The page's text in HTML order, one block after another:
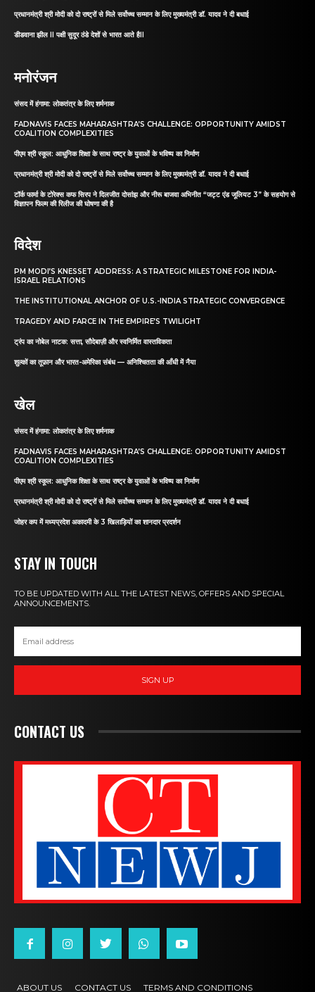
प्रधानमंत्री श्री मोदी को दो राष्ट्रों से मिले सर्वोच्च सम्मान के लिए मुख्यमंत्री डॉ. यादव ने दी बधाई
डीडवाना झील II पक्षी सुदूर ठंडे देशों से भारत आते हैII
मनोरंजन
संसद में हंगामा: लोकतंत्र के लिए शर्मनाक
FADNAVIS FACES MAHARASHTRA’S CHALLENGE: OPPORTUNITY AMIDST
COALITION COMPLEXITIES
पीएम श्री स्कूल: आधुनिक शिक्षा के साथ राष्ट्र के युवाओं के भविष्य का निर्माण
प्रधानमंत्री श्री मोदी को दो राष्ट्रों से मिले सर्वोच्च सम्मान के लिए मुख्यमंत्री डॉ. यादव ने दी बधाई
टॉर्क फार्मा के टोरेक्स कफ सिरप ने दिलजीत दोसांझ और नीरू बाजवा अभिनीत “जट्ट एंड जूलियट 3” के सहयोग से
विज्ञापन फिल्म की रिलीज की घोषणा की है
विदेश
PM MODI’S KNESSET ADDRESS: A STRATEGIC MILESTONE FOR INDIA-
ISRAEL RELATIONS
THE INSTITUTIONAL ANCHOR OF U.S.-INDIA STRATEGIC CONVERGENCE
TRAGEDY AND FARCE IN THE EMPIRE’S TWILIGHT
ट्रंप का नोबेल नाटक: सत्ता, सौदेबाज़ी और स्वनिर्मित वास्तविकता
शुल्कों का तूफ़ान और भारत-अमेरिका संबंध — अनिश्चितता की आँधी में नैया
खेल
संसद में हंगामा: लोकतंत्र के लिए शर्मनाक
FADNAVIS FACES MAHARASHTRA’S CHALLENGE: OPPORTUNITY AMIDST
COALITION COMPLEXITIES
पीएम श्री स्कूल: आधुनिक शिक्षा के साथ राष्ट्र के युवाओं के भविष्य का निर्माण
प्रधानमंत्री श्री मोदी को दो राष्ट्रों से मिले सर्वोच्च सम्मान के लिए मुख्यमंत्री डॉ. यादव ने दी बधाई
जोहर कप में मध्यप्रदेश अकादमी के 3 खिलाड़ियों का शानदार प्रदर्शन
STAY IN TOUCH
TO BE UPDATED WITH ALL THE LATEST NEWS, OFFERS AND SPECIAL
ANNOUNCEMENTS.
SIGN UP
CONTACT US
ABOUT US CONTACT US TERMS AND CONDITIONS